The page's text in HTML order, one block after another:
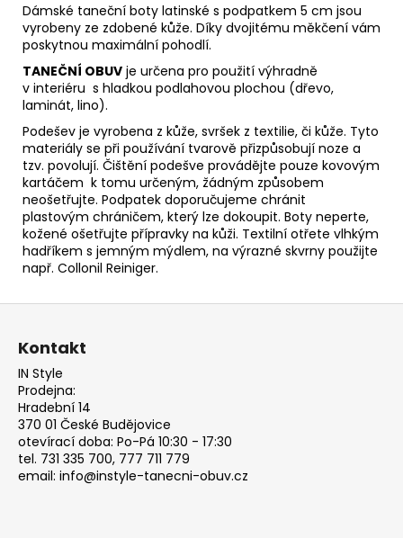
Dámské taneční boty latinské s podpatkem 5 cm jsou
vyrobeny ze zdobené kůže. Díky dvojitému měkčení vám
poskytnou maximální pohodlí.
TANEČNÍ OBUV je určena pro použití výhradně
v interiéru s hladkou podlahovou plochou (dřevo,
laminát, lino).
Podešev je vyrobena z kůže, svršek z textilie, či kůže. Tyto
materiály se při používání tvarově přizpůsobují noze a
tzv. povolují. Čištění podešve provádějte pouze kovovým
kartáčem k tomu určeným, žádným způsobem
neošetřujte. Podpatek doporučujeme chránit
plastovým chráničem, který lze dokoupit. Boty neperte,
kožené ošetřujte přípravky na kůži. Textilní otřete vlhkým
hadříkem s jemným mýdlem, na výrazné skvrny použijte
např. Collonil Reiniger.
Z
Kontakt
IN Style
Prodejna:
Hradební 14
370 01 České Budějovice
otevírací doba: Po-Pá 10:30 - 17:30
tel. 731 335 700, 777 711 779
email: info@instyle-tanecni-obuv.cz